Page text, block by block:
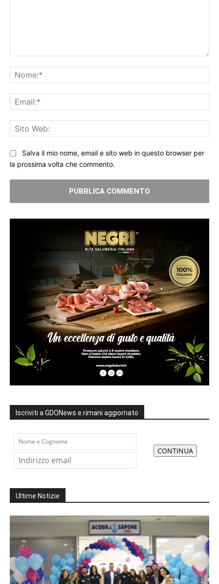
Salva il mio nome, email e sito web in questo browser per
la prossima volta che commento.
Iscriviti a GDONews e rimani aggiornato
Ultime Notizie